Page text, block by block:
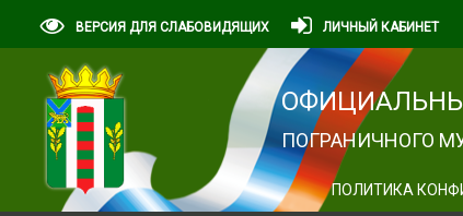
ВЕРСИЯ ДЛЯ СЛАБОВИДЯЩИХ ЛИЧНЫЙ КАБИНЕТ
ПОГРАНИЧНОГО
ПОЛИТИКА